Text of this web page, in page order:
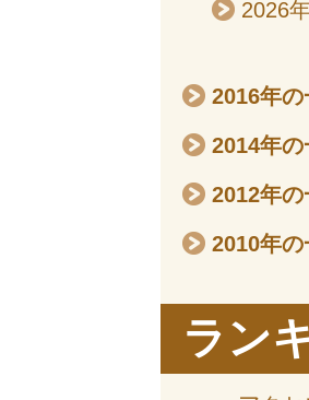
2026
2016年の
2014年の
2012年の
2010年の
ラン